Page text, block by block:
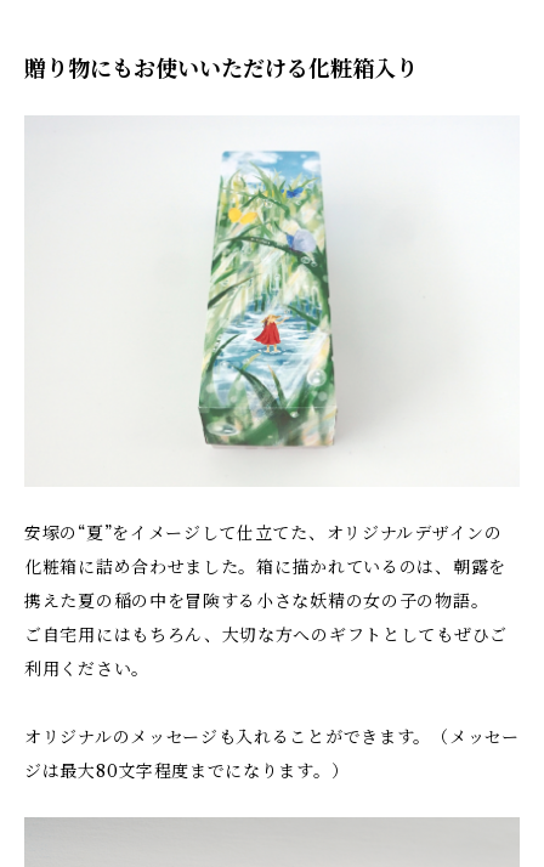
贈り物にもお使いいただける化粧箱入り
安塚の“夏”をイメージして仕立てた、オリジナルデザインの
化粧箱に詰め合わせました。箱に描かれているのは、朝露を
携えた夏の稲の中を冒険する小さな妖精の女の子の物語。
ご自宅用にはもちろん、大切な方へのギフトとしてもぜひご
利用ください。
オリジナルのメッセージも入れることができます。（メッセー
ジは最大80文字程度までになります。）